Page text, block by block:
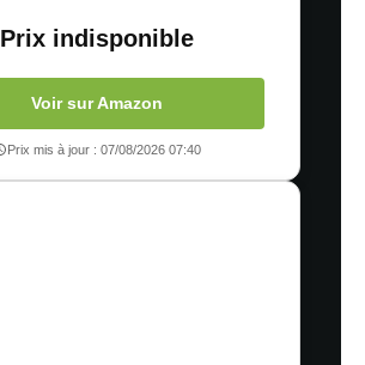
Prix indisponible
Voir sur Amazon
Prix mis à jour : 07/08/2026 07:40